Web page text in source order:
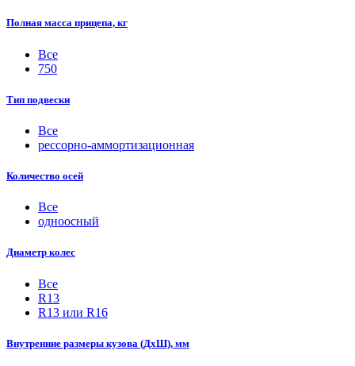
Полная масса прицепа, кг
Все
750
Тип подвески
Все
рессорно-аммортизационная
Количество осей
Все
одноосный
Диаметр колес
Все
R13
R13 или R16
Внутренние размеры кузова (ДхШ), мм